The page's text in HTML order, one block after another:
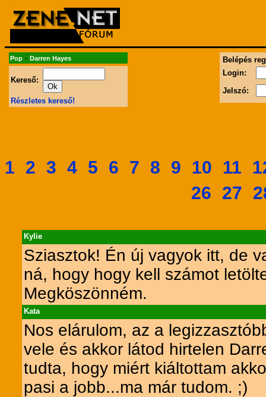
Pop - Darren Hayes
Kereső:
Részletes kereső!
Belépés
Login:
Jelszó:
1 2 3 4 5 6 7 8 9 10 11
26 27
Kylie
Sziasztok! Én új vagyok itt, de
ná, hogy hogy kell számot
Megköszönném.
Kata
Nos elárulom, az a
vele és akkor látod hirtelen
tudta, hogy miért kiáltottam
pasi a jobb...ma már tudom. ;)